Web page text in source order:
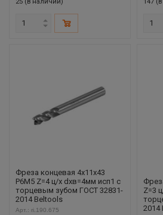
Фреза концевая 4х11х43
Р6М5 Z=4 ц/х dхв=4мм исп1 с
торцевым зубом ГОСТ 32831-
2014 Beltools
Арт.: ri.190.675
Z=3
2014